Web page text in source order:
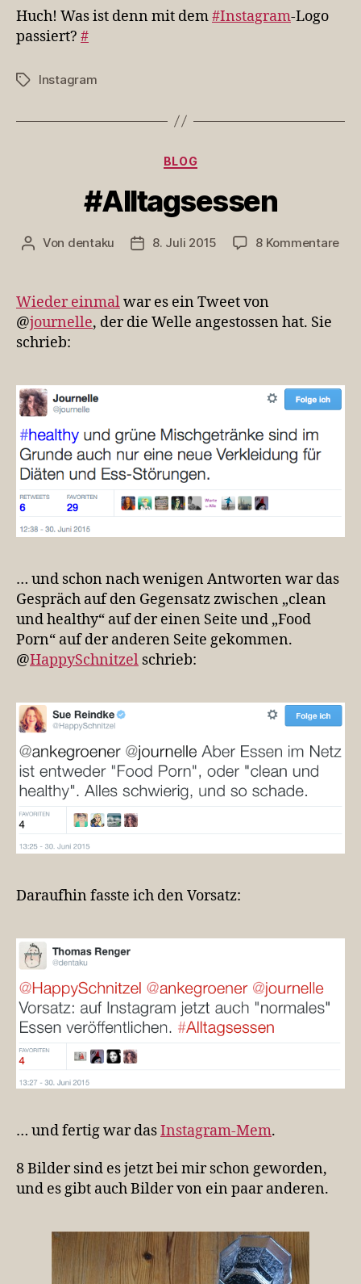
ist
denn
Huch! Was ist denn mit dem#Instagram-Logo
passiert? #
Schlagwörter
Instagram
Kategorien
BLOG
#Alltagsessen
Beitragsautor
Von dentaku Veröffentlichungsdatum
8. Juli 2015 8 Kommentarezu
Wieder einmalwar es ein Tweet von
@journelle, der die Welle angestossen hat. Sie
schrieb:
… und schon nach wenigen Antworten war das
Gespräch auf den Gegensatz zwischen „clean
und healthy“ auf der einen Seite und „Food
Porn“ auf der anderen Seite gekommen.
@HappySchnitzel schrieb:
Daraufhin fasste ich den Vorsatz:
… und fertig war dasInstagram-Mem.
8 Bilder sind es jetzt bei mir schon geworden,
und es gibt auch Bilder von ein paar anderen.